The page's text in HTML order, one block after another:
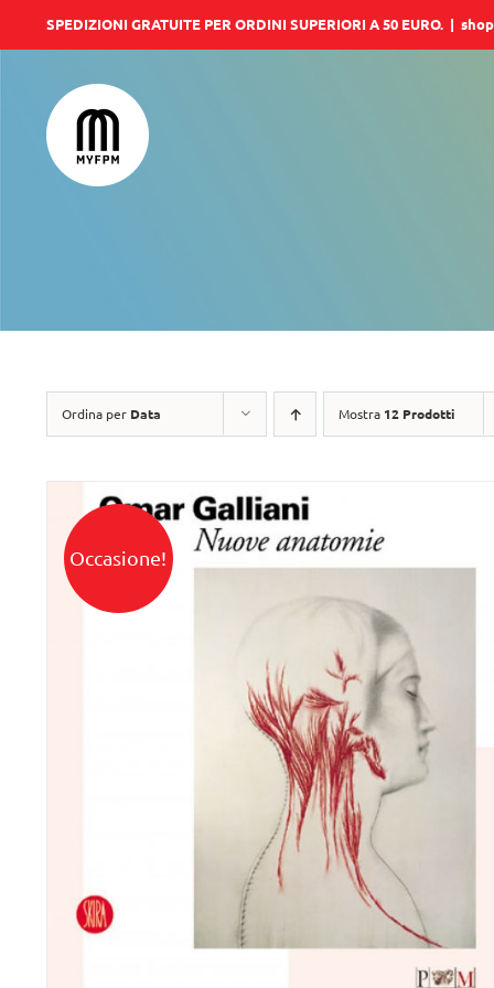
al
contenuto
SPEDIZIONI GRATUITE PER ORDINI SUPERIORI A 50 EURO. |
Ordina per Data Mostra 12 Prodotti
Occasione!